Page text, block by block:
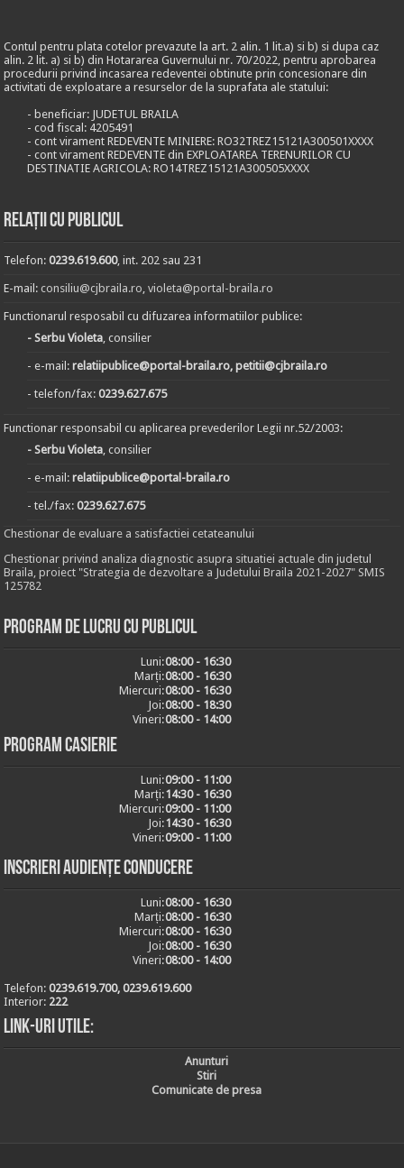
Contul pentru plata cotelor prevazute la art. 2 alin. 1 lit.a) si b) si dupa caz
alin. 2 lit. a) si b) din Hotararea Guvernului nr. 70/2022, pentru aprobarea
procedurii privind incasarea redeventei obtinute prin concesionare din
activitati de exploatare a resurselor de la suprafata ale statului:
- beneficiar: JUDETUL BRAILA
- cod fiscal: 4205491
- cont virament REDEVENTE MINIERE: RO32TREZ15121A300501XXXX
- cont virament REDEVENTE din EXPLOATAREA TERENURILOR CU
DESTINATIE AGRICOLA: RO14TREZ15121A300505XXXX
Relații cu publicul
Telefon:0239.619.600, int. 202 sau 231
E-mail:consiliu@cjbraila.ro,violeta@portal-braila.ro
Functionarul resposabil cu difuzarea informatiilor publice:
- Serbu Violeta, consilier
- e-mail:relatiipublice@portal-braila.ro, petitii@cjbraila.ro
- telefon/fax:0239.627.675
Functionar responsabil cu aplicarea prevederilor Legii nr.52/2003:
- Serbu Violeta, consilier
- e-mail:relatiipublice@portal-braila.ro
- tel./fax:0239.627.675
Chestionar de evaluare a satisfactiei cetateanului
Chestionar privind analiza diagnostic asupra situatiei actuale din judetul
Braila, proiect "Strategia de dezvoltare a Judetului Braila 2021-2027" SMIS
125782
Program de lucru cu publicul
Luni:08:00 - 16:30
Marți:08:00 - 16:30
Miercuri:08:00 - 16:30
Joi:08:00 - 18:30
Vineri:08:00 - 14:00
Program casierie
Luni:09:00 - 11:00
Marți:14:30 - 16:30
Miercuri:09:00 - 11:00
Joi:14:30 - 16:30
Vineri:09:00 - 11:00
Inscrieri audiențe conducere
Luni:08:00 - 16:30
Marți:08:00 - 16:30
Miercuri:08:00 - 16:30
Joi:08:00 - 16:30
Vineri:08:00 - 14:00
Telefon:0239.619.700, 0239.619.600
Interior: 222
Link-uri utile:
Anunturi
Stiri
Comunicate de presa